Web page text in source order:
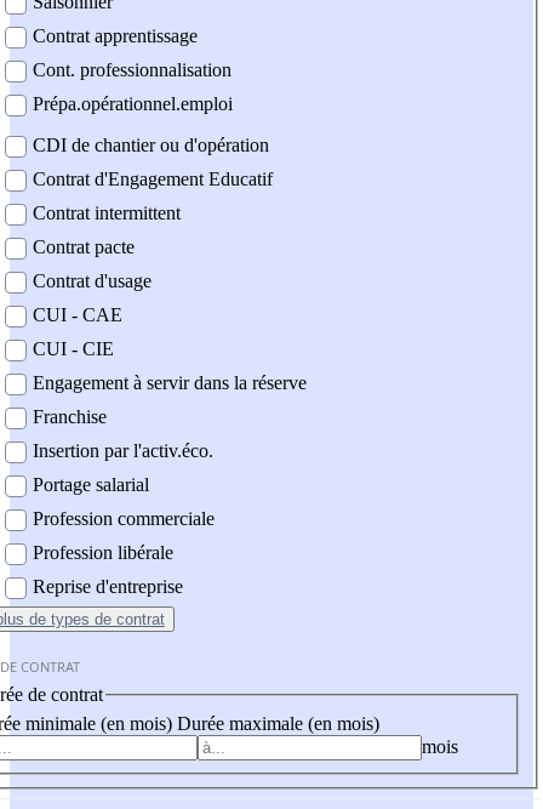
Contrat apprentissage
Cont. professionnalisation
Prépa.opérationnel.emploi
CDI de chantier ou d'opération
Contrat d'Engagement Educatif
Contrat intermittent
Contrat pacte
Contrat d'usage
CUI - CAE
CUI - CIE
Engagement à servir dans la réserve
Franchise
Insertion par l'activ.éco.
Portage salarial
Profession commerciale
Profession libérale
Reprise d'entreprise
de types de contrat
CONTRAT
de contrat
minimale (en mois) Durée maximale (en mois)
mois